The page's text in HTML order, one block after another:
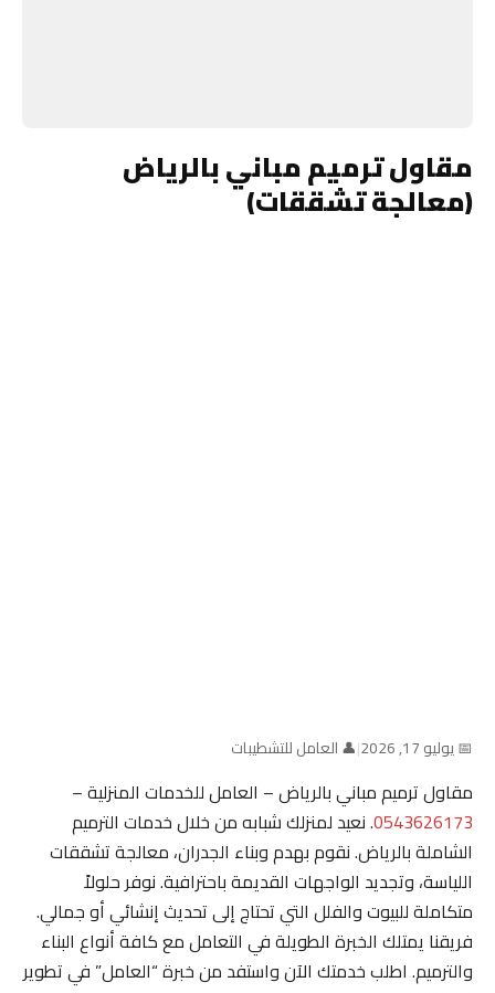
مقاول ترميم مباني بالرياض
(معالجة تشققات)
📅 يوليو 17, 2026 |👤 العامل للتشطيبات
مقاول ترميم مباني بالرياض – العامل للخدمات المنزلية –
0543626173. نعيد لمنزلك شبابه من خلال خدمات الترميم
الشاملة بالرياض. نقوم بهدم وبناء الجدران، معالجة تشققات
اللياسة، وتجديد الواجهات القديمة باحترافية. نوفر حلولاً
متكاملة للبيوت والفلل التي تحتاج إلى تحديث إنشائي أو جمالي.
فريقنا يمتلك الخبرة الطويلة في التعامل مع كافة أنواع البناء
والترميم. اطلب خدمتك الآن واستفد من خبرة “العامل” في تطوير